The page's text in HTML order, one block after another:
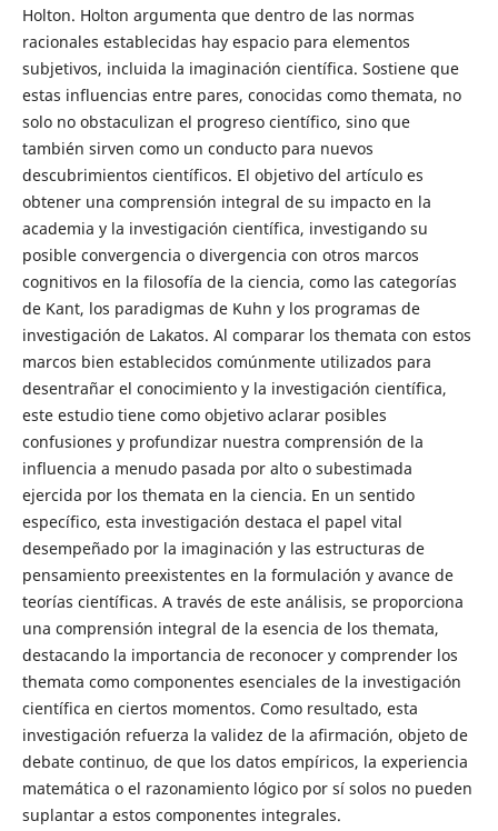
Holton. Holton argumenta que dentro de las normas
racionales establecidas hay espacio para elementos
subjetivos, incluida la imaginación científica. Sostiene que
estas influencias entre pares, conocidas como themata, no
solo no obstaculizan el progreso científico, sino que
también sirven como un conducto para nuevos
descubrimientos científicos. El objetivo del artículo es
obtener una comprensión integral de su impacto en la
academia y la investigación científica, investigando su
posible convergencia o divergencia con otros marcos
cognitivos en la filosofía de la ciencia, como las categorías
de Kant, los paradigmas de Kuhn y los programas de
investigación de Lakatos. Al comparar los themata con estos
marcos bien establecidos comúnmente utilizados para
desentrañar el conocimiento y la investigación científica,
este estudio tiene como objetivo aclarar posibles
confusiones y profundizar nuestra comprensión de la
influencia a menudo pasada por alto o subestimada
ejercida por los themata en la ciencia. En un sentido
específico, esta investigación destaca el papel vital
desempeñado por la imaginación y las estructuras de
pensamiento preexistentes en la formulación y avance de
teorías científicas. A través de este análisis, se proporciona
una comprensión integral de la esencia de los themata,
destacando la importancia de reconocer y comprender los
themata como componentes esenciales de la investigación
científica en ciertos momentos. Como resultado, esta
investigación refuerza la validez de la afirmación, objeto de
debate continuo, de que los datos empíricos, la experiencia
matemática o el razonamiento lógico por sí solos no pueden
suplantar a estos componentes integrales.